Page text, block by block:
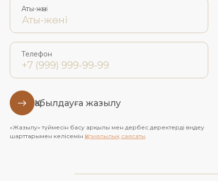
Аты-жөні
Телефон
Қабылдауға жазылу
«Жазылу» түймесін басу арқылы мен дербес деректерді өңдеу
шарттарымен келісемін Құпиялылық саясаты